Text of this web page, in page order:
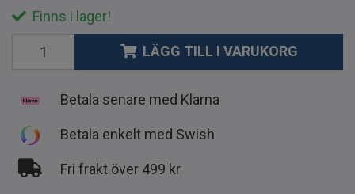
Finns i lager!
LÄGG TILL I VARUKORG
Betala senare med Klarna
Betala enkelt med Swish
Fri frakt över 499 kr